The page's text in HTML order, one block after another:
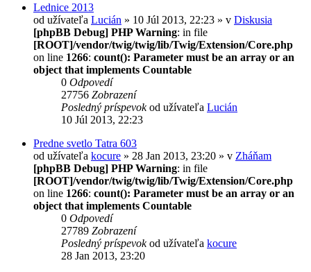
Lednice 2013
od užívateľa Lucián » 10 Júl 2013, 22:23 » v Diskusia
[phpBB Debug] PHP Warning: in file
[ROOT]/vendor/twig/twig/lib/Twig/Extension/Core.php
on line 1266: count(): Parameter must be an array or an
object that implements Countable
0 Odpovedí
27756 Zobrazení
Posledný príspevokod užívateľa Lucián
10 Júl 2013, 22:23
Predne svetlo Tatra 603
od užívateľa kocure » 28 Jan 2013, 23:20 » v Zháňam
[phpBB Debug] PHP Warning: in file
[ROOT]/vendor/twig/twig/lib/Twig/Extension/Core.php
on line 1266: count(): Parameter must be an array or an
object that implements Countable
0 Odpovedí
27789 Zobrazení
Posledný príspevokod užívateľa kocure
28 Jan 2013, 23:20